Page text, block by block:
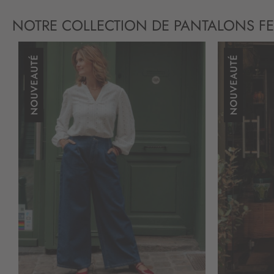
NOTRE COLLECTION DE PANTALONS